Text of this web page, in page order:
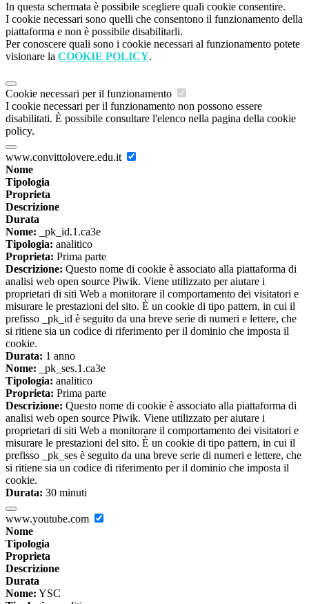
In questa schermata è possibile scegliere quali cookie consentire.
I cookie necessari sono quelli che consentono il funzionamento della
piattaforma e non è possibile disabilitarli.
Per conoscere quali sono i cookie necessari al funzionamento potete
visionare la COOKIE POLICY.
Cookie necessari per il funzionamento
I cookie necessari per il funzionamento non possono essere
disabilitati. È possibile consultare l'elenco nella pagina della cookie
policy.
www.convittolovere.edu.it
Nome
Tipologia
Proprieta
Descrizione
Durata
Nome: _pk_id.1.ca3e
Tipologia: analitico
Proprieta: Prima parte
Descrizione: Questo nome di cookie è associato alla piattaforma di
analisi web open source Piwik. Viene utilizzato per aiutare i
proprietari di siti Web a monitorare il comportamento dei visitatori e
misurare le prestazioni del sito. È un cookie di tipo pattern, in cui il
prefisso _pk_id è seguito da una breve serie di numeri e lettere, che
si ritiene sia un codice di riferimento per il dominio che imposta il
cookie.
Durata: 1 anno
Nome: _pk_ses.1.ca3e
Tipologia: analitico
Proprieta: Prima parte
Descrizione: Questo nome di cookie è associato alla piattaforma di
analisi web open source Piwik. Viene utilizzato per aiutare i
proprietari di siti Web a monitorare il comportamento dei visitatori e
misurare le prestazioni del sito. È un cookie di tipo pattern, in cui il
prefisso _pk_ses è seguito da una breve serie di numeri e lettere, che
si ritiene sia un codice di riferimento per il dominio che imposta il
cookie.
Durata: 30 minuti
www.youtube.com
Nome
Tipologia
Proprieta
Descrizione
Durata
Nome: YSC